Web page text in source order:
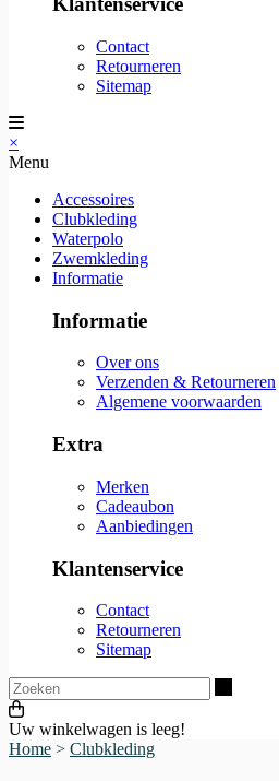
Contact
Retourneren
Sitemap
×
Menu
Accessoires
Clubkleding
Waterpolo
Zwemkleding
Informatie
Informatie
Over ons
Verzenden & Retourneren
Algemene voorwaarden
Extra
Merken
Cadeaubon
Aanbiedingen
Klantenservice
Contact
Retourneren
Sitemap
Uw winkelwagen is leeg!
Home > Clubkleding